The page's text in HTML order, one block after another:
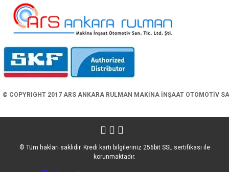
© COPYRIGHT 2017 ARS ANKARA RULMAN MAKİNA İNŞAAT OTOMOTİV
© Tüm hakları saklıdır. Kredi kartı bilgileriniz 256bit SSL sertifikası ile
korunmaktadır.